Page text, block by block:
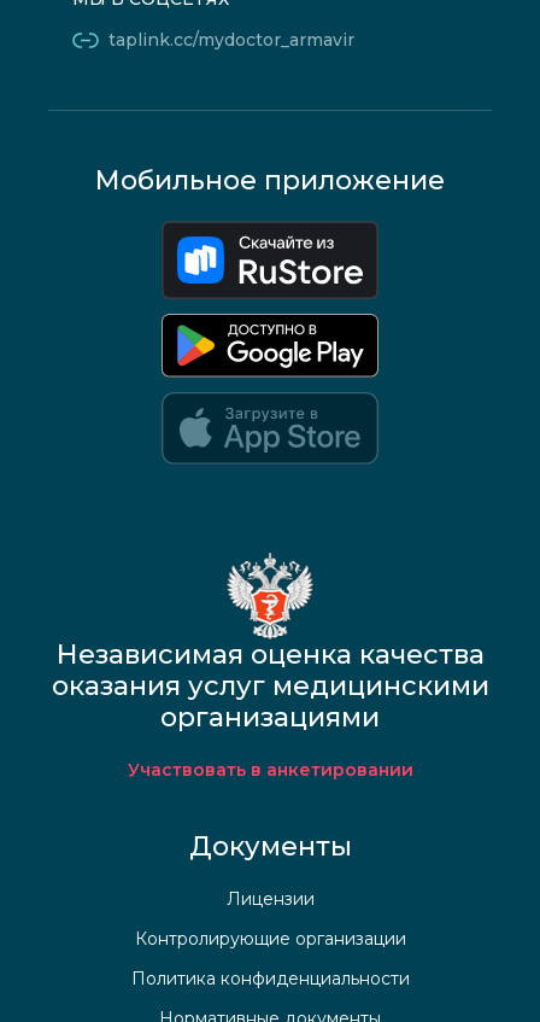
taplink.cc/mydoctor_armavir
Мобильное приложение
Независимая оценка качества
оказания услуг медицинскими
организациями
Участвовать в анкетировании
Документы
Лицензии
Контролирующие организации
Политика конфиденциальности